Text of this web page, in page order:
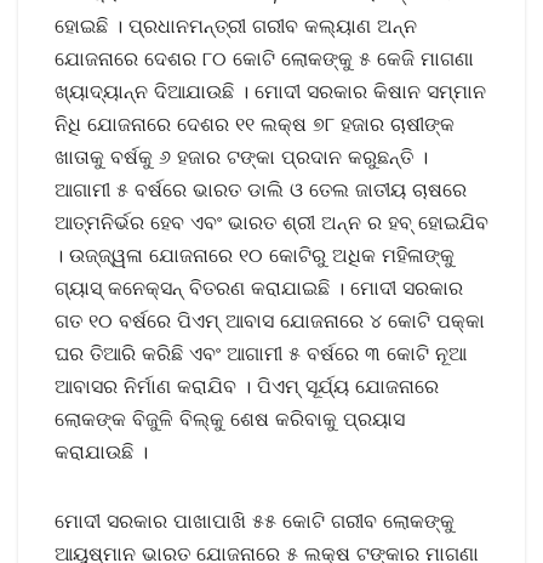
ହୋଇଛି । ପ୍ରଧାନମନ୍ତ୍ରୀ ଗରୀବ କଲ୍ୟାଣ ଅନ୍ନ
ଯୋଜନାରେ ଦେଶର ୮୦ କୋଟି ଲୋକଙ୍କୁ ୫ କେଜି ମାଗଣା
ଖ୍ୟାଦ୍ୟାନ୍ନ ଦିଆଯାଉଛି । ମୋଦୀ ସରକାର କିଷାନ ସମ୍ମାନ
ନିଧି ଯୋଜନାରେ ଦେଶର ୧୧ ଲକ୍ଷ ୭୮ ହଜାର ଚାଷୀଙ୍କ
ଖାତାକୁ ବର୍ଷକୁ ୬ ହଜାର ଟଙ୍କା ପ୍ରଦାନ କରୁଛନ୍ତି ।
ଆଗାମୀ ୫ ବର୍ଷରେ ଭାରତ ଡାଲି ଓ ତେଲ ଜାତୀୟ ଚାଷରେ
ଆତ୍ମନିର୍ଭର ହେବ ଏବଂ ଭାରତ ଶ୍ରୀ ଅନ୍ନ ର ହବ୍ ହୋଇଯିବ
। ଉଜ୍ଜ୍ୱଳା ଯୋଜନାରେ ୧୦ କୋଟିରୁ ଅଧିକ ମହିଳାଙ୍କୁ
ଗ୍ୟାସ୍ କନେକ୍ସନ୍ ବିତରଣ କରାଯାଇଛି । ମୋଦୀ ସରକାର
ଗତ ୧୦ ବର୍ଷରେ ପିଏମ୍ ଆବାସ ଯୋଜନାରେ ୪ କୋଟି ପକ୍କା
ଘର ତିଆରି କରିଛି ଏବଂ ଆଗାମୀ ୫ ବର୍ଷରେ ୩ କୋଟି ନୂଆ
ଆବାସର ନିର୍ମାଣ କରାଯିବ । ପିଏମ୍ ସୂର୍ଯ୍ୟ ଯୋଜନାରେ
ଲୋକଙ୍କ ବିଜୁଳି ବିଲ୍କୁ ଶେଷ କରିବାକୁ ପ୍ରୟାସ
କରାଯାଉଛି ।
ମୋଦୀ ସରକାର ପାଖାପାଖି ୫୫ କୋଟି ଗରୀବ ଲୋକଙ୍କୁ
ଆୟୁଷ୍ମାନ ଭାରତ ଯୋଜନାରେ ୫ ଲକ୍ଷ ଟଙ୍କାର ମାଗଣା